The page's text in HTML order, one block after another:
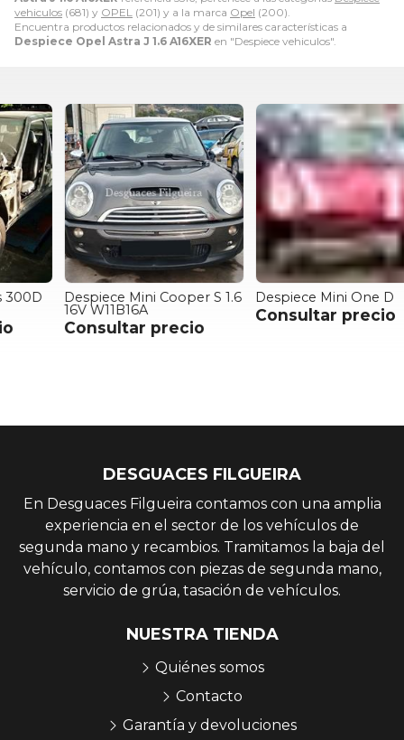
vehiculos (681) y OPEL (201) y a la marca Opel (200).
Encuentra productos relacionados y de similares características a
Despiece Opel Astra J 1.6 A16XER en "Despiece vehiculos".
Despiece Mini Cooper S 1.6
16V W11B16A
Consultar precio
Despiece Mini One D
Consultar precio
DESGUACES FILGUEIRA
En Desguaces Filgueira contamos con una amplia
experiencia en el sector de los vehículos de
segunda mano y recambios. Tramitamos la baja del
vehículo, contamos con piezas de segunda mano,
servicio de grúa, tasación de vehículos.
NUESTRA TIENDA
Quiénes somos
Contacto
Garantía y devoluciones